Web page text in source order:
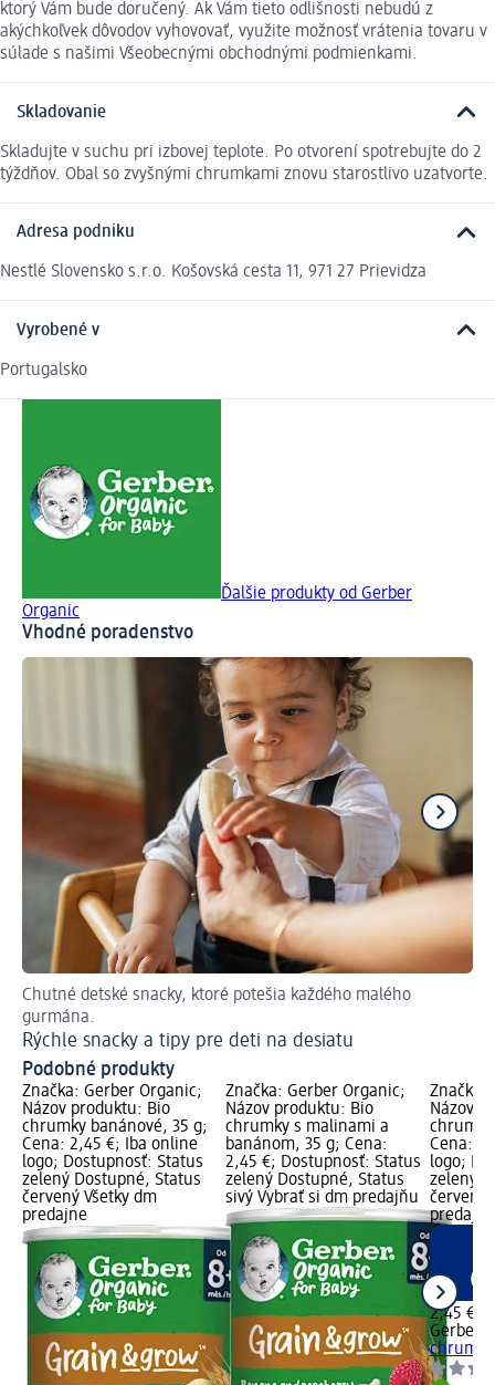
ktorý Vám bude doručený. Ak Vám tieto odlišnosti nebudú z
akýchkoľvek dôvodov vyhovovať, využite možnosť vrátenia tovaru v
súlade s našimi Všeobecnými obchodnými podmienkami.
Skladovanie
Skladujte v suchu pri izbovej teplote. Po otvorení spotrebujte do 2
týždňov. Obal so zvyšnými chrumkami znovu starostlivo uzatvorte.
Adresa podniku
Nestlé Slovensko s.r.o. Košovská cesta 11, 971 27 Prievidza
Vyrobené v
Portugalsko
Ďalšie produkty od Gerber
Organic
Vhodné poradenstvo
Chutné detské snacky, ktoré potešia každého malého
gurmána.
Rýchle snacky a tipy pre deti na desiatu
Podobné produkty
Značka: Gerber Organic;
Názov produktu: Bio
chrumky banánové, 35 g;
Cena: 2,45 €; Iba online
logo; Dostupnosť: Status
zelený Dostupné, Status
červený Všetky dm
predajne
Značka: Gerber Organic;
Názov produktu: Bio
chrumky s malinami a
banánom, 35 g; Cena:
2,45 €; Dostupnosť: Status
zelený Dostupné, Status
sivý Vybrať si dm predajňu
Značka:
Názov
Cena:
logo;
zelený
červený
predajne
2,45 €
Gerber